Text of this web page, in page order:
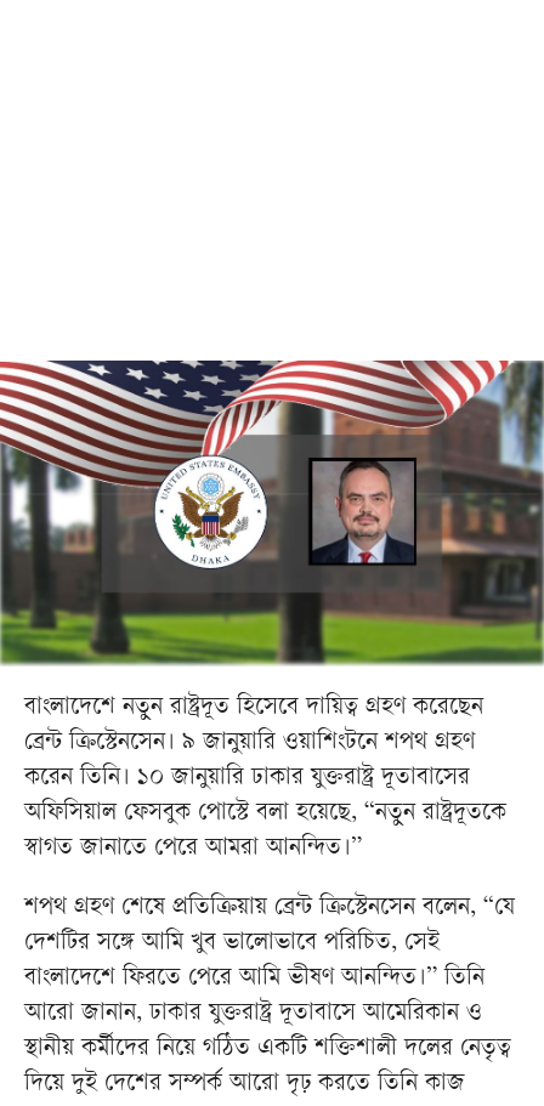
বাংলাদেশে নতুন রাষ্ট্রদূত হিসেবে দায়িত্ব গ্রহণ করেছেন
ব্রেন্ট ক্রিস্টেনসেন। ৯ জানুয়ারি ওয়াশিংটনে শপথ গ্রহণ
করেন তিনি। ১০ জানুয়ারি ঢাকার যুক্তরাষ্ট্র দূতাবাসের
অফিসিয়াল ফেসবুক পোস্টে বলা হয়েছে, “নতুন রাষ্ট্রদূতকে
স্বাগত জানাতে পেরে আমরা আনন্দিত।”
শপথ গ্রহণ শেষে প্রতিক্রিয়ায় ব্রেন্ট ক্রিস্টেনসেন বলেন, “যে
দেশটির সঙ্গে আমি খুব ভালোভাবে পরিচিত, সেই
বাংলাদেশে ফিরতে পেরে আমি ভীষণ আনন্দিত।” তিনি
আরো জানান, ঢাকার যুক্তরাষ্ট্র দূতাবাসে আমেরিকান ও
স্থানীয় কর্মীদের নিয়ে গঠিত একটি শক্তিশালী দলের নেতৃত্ব
দিয়ে দুই দেশের সম্পর্ক আরো দৃঢ় করতে তিনি কাজ